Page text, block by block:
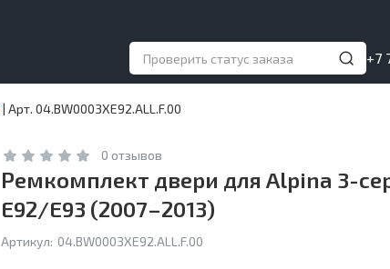
+7
| Арт. 04.BW0003XE92.ALL.F.00
0 отзывов
Ремкомплект двери для Alpina 3-
E92/E93 (2007–2013)
Артикул: 04.BW0003XE92.ALL.F.00